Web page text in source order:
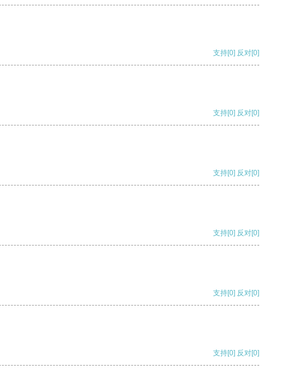
支持[0] 反对[0]
支持[0] 反对[0]
支持[0] 反对[0]
支持[0] 反对[0]
支持[0] 反对[0]
支持[0] 反对[0]